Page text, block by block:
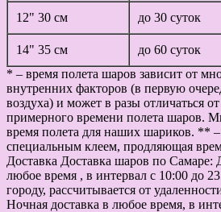
12" 30 см до 30 суток
14" 35 см до 60 суток
* – время полета шаров зависит от
внутренних факторов (в первую
воздуха) и может в разы отличаться
примерного времени полета шаров.
время полета для наших шариков. **
специальным клеем, продляющая
Доставка Доставка шаров по Самаре:
любое время , в интервал с 10:00 до
городу, рассчитывается от
Ночная доставка в любое время, в